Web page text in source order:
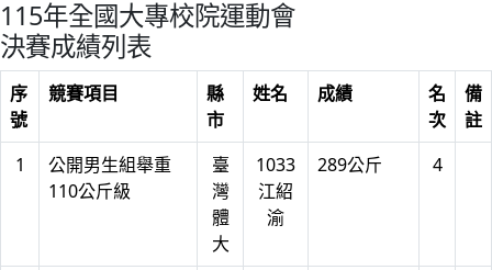
115年全國大專校院運動會
決賽成績列表
序
號
競賽項目
縣
市
姓名 成績
名
次
備
註
1
公開男生組舉重
110公斤級
臺
灣
體
大
1033
江紹
渝
289公斤 4